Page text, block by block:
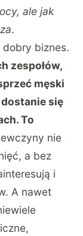
ale jak
.
biznes.
zespołów,
męski
się
To
nie
a bez
i
A nawet